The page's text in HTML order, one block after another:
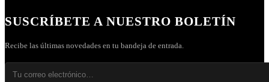
SUSCRÍBETE A NUESTRO BOLETÍN
Recibe las últimas novedades en tu bandeja de entrada.